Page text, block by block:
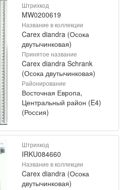
Штрихкод
MW0200619
Название в коллекции
Carex diandra (Осока
двутычинковая)
Принятое название
Carex diandra Schrank
(Осока двутычинковая)
Районирование
Восточная Европа,
Центральный район (E4)
(Россия)
Штрихкод
IRKU084660
Название в коллекции
Carex diandra (Осока
двутычинковая)